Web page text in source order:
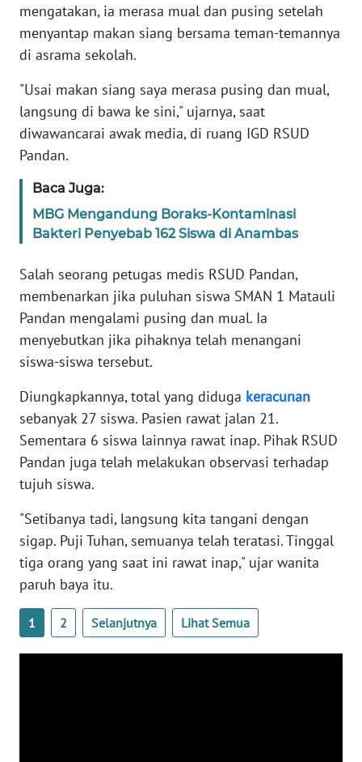
mengatakan, ia merasa mual dan pusing setelah
menyantap makan siang bersama teman-temannya
di asrama sekolah.
"Usai makan siang saya merasa pusing dan mual,
langsung di bawa ke sini," ujarnya, saat
diwawancarai awak media, di ruang IGD RSUD
Pandan.
Baca Juga:
MBG Mengandung Boraks-Kontaminasi
Bakteri Penyebab 162 Siswa di Anambas
Salah seorang petugas medis RSUD Pandan,
membenarkan jika puluhan siswa SMAN 1 Matauli
Pandan mengalami pusing dan mual. Ia
menyebutkan jika pihaknya telah menangani
siswa-siswa tersebut.
Diungkapkannya, total yang diduga keracunan
sebanyak 27 siswa. Pasien rawat jalan 21.
Sementara 6 siswa lainnya rawat inap. Pihak RSUD
Pandan juga telah melakukan observasi terhadap
tujuh siswa.
"Setibanya tadi, langsung kita tangani dengan
sigap. Puji Tuhan, semuanya telah teratasi. Tinggal
tiga orang yang saat ini rawat inap," ujar wanita
paruh baya itu.
1 2 Selanjutnya Lihat Semua
WN
RIAU
WN
SERAMBI
WN
JAMBI
SULTRA
NTB
WN
SULTENG
SULBAR
WN
BABEL
SUMBAR
WN
SUMSEL
WN
BENGKULU